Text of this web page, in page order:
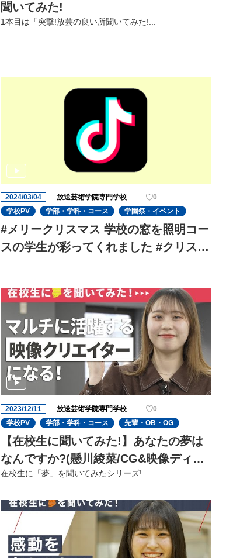
聞いてみた!
1本目は「突撃!放芸の良い所聞いてみた!...
2024/03/04 放送芸術学院専門学校
0
学校PV
学部・学科・コース 学園祭・イベント
#メリークリスマス 学校の窓を照明コー
スの学生が彩ってくれました #クリスマ
2023/12/11 放送芸術学院専門学校
0
学校PV
学部・学科・コース 先輩・OB・OG
【在校生に聞いてみた!】あなたの夢は
なんですか?(懸川綾菜/CG&映像ディレ
クターコース)
在校生に「夢」を聞いてみたシリーズ! ...